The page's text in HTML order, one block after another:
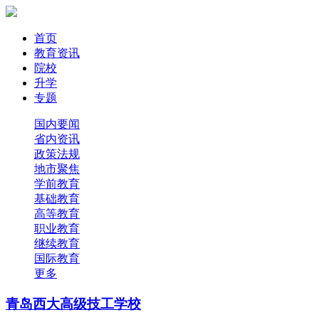
首页
教育资讯
院校
升学
专题
国内要闻
省内资讯
政策法规
地市聚焦
学前教育
基础教育
高等教育
职业教育
继续教育
国际教育
更多
青岛西大高级技工学校